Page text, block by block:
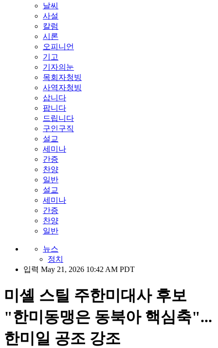
날씨
사설
칼럼
시론
오피니언
기고
기자의눈
목회자청빙
사역자청빙
삽니다
팝니다
드립니다
구인구직
설교
세미나
간증
찬양
일반
설교
세미나
간증
찬양
일반
뉴스
정치
입력 May 21, 2026 10:42 AM PDT
미셸 스틸 주한미대사 후보
"한미동맹은 동북아 핵심축"...
한미일 공조 강조